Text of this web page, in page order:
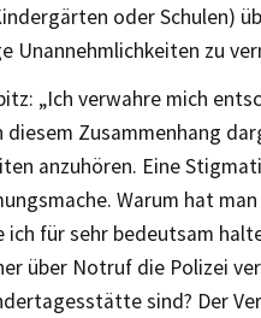
oder Schulen)
Unannehmlichkeiten zu
„Ich verwahre mich
diesem Zusammenhang
anzuhören. Eine
Warum hat
für sehr bedeutsam
über Notruf die Polizei
sind? Der